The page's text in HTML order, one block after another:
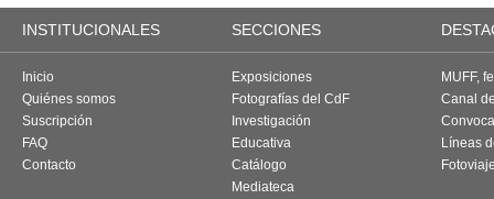
INSTITUCIONALES SECCIONES
Inicio
Quiénes somos
Suscripción
FAQ
Contacto
Exposiciones
Fotografías del CdF
Investigación
Educativa
Catálogo
Mediateca
MUFF,
Canal
Líneas